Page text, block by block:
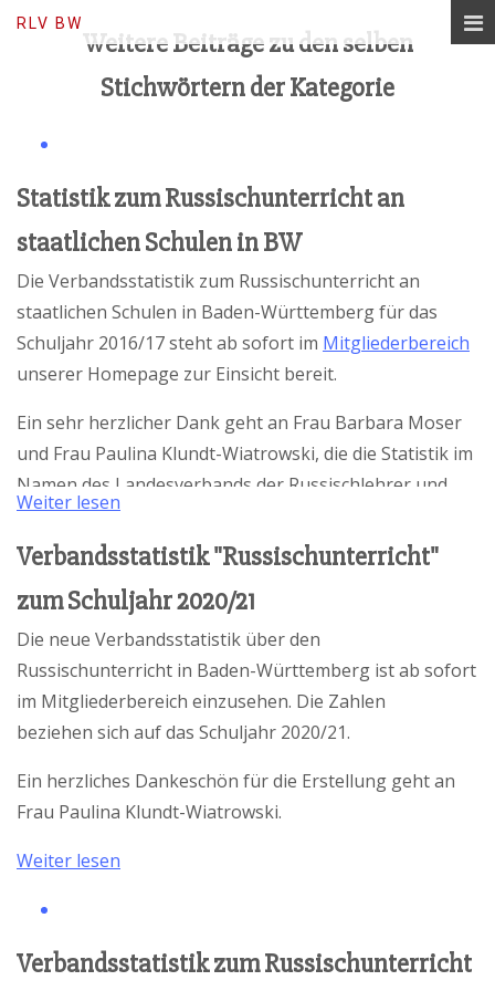
RLV BW
Weitere Beiträge zu den selben
Stichwörtern der Kategorie
Statistik zum Russischunterricht an
staatlichen Schulen in BW
Die Verbandsstatistik zum Russischunterricht an
staatlichen Schulen in Baden-Württemberg für das
Schuljahr 2016/17 steht ab sofort im Mitgliederbereich
unserer Homepage zur Einsicht bereit.
Ein sehr herzlicher Dank geht an Frau Barbara Moser
und Frau Paulina Klundt-Wiatrowski, die die Statistik im
Namen des Landesverbands der Russischlehrer und
Slawisten Baden-Württemberg e.V. erstellt haben.
Weiter lesen
Verbandsstatistik "Russischunterricht"
zum Schuljahr 2020/21
Die neue Verbandsstatistik über den
Russischunterricht in Baden-Württemberg ist ab sofort
im Mitgliederbereich einzusehen. Die Zahlen
beziehen sich auf das Schuljahr 2020/21.
Ein herzliches Dankeschön für die Erstellung geht an
Frau Paulina Klundt-Wiatrowski.
Weiter lesen
Verbandsstatistik zum Russischunterricht